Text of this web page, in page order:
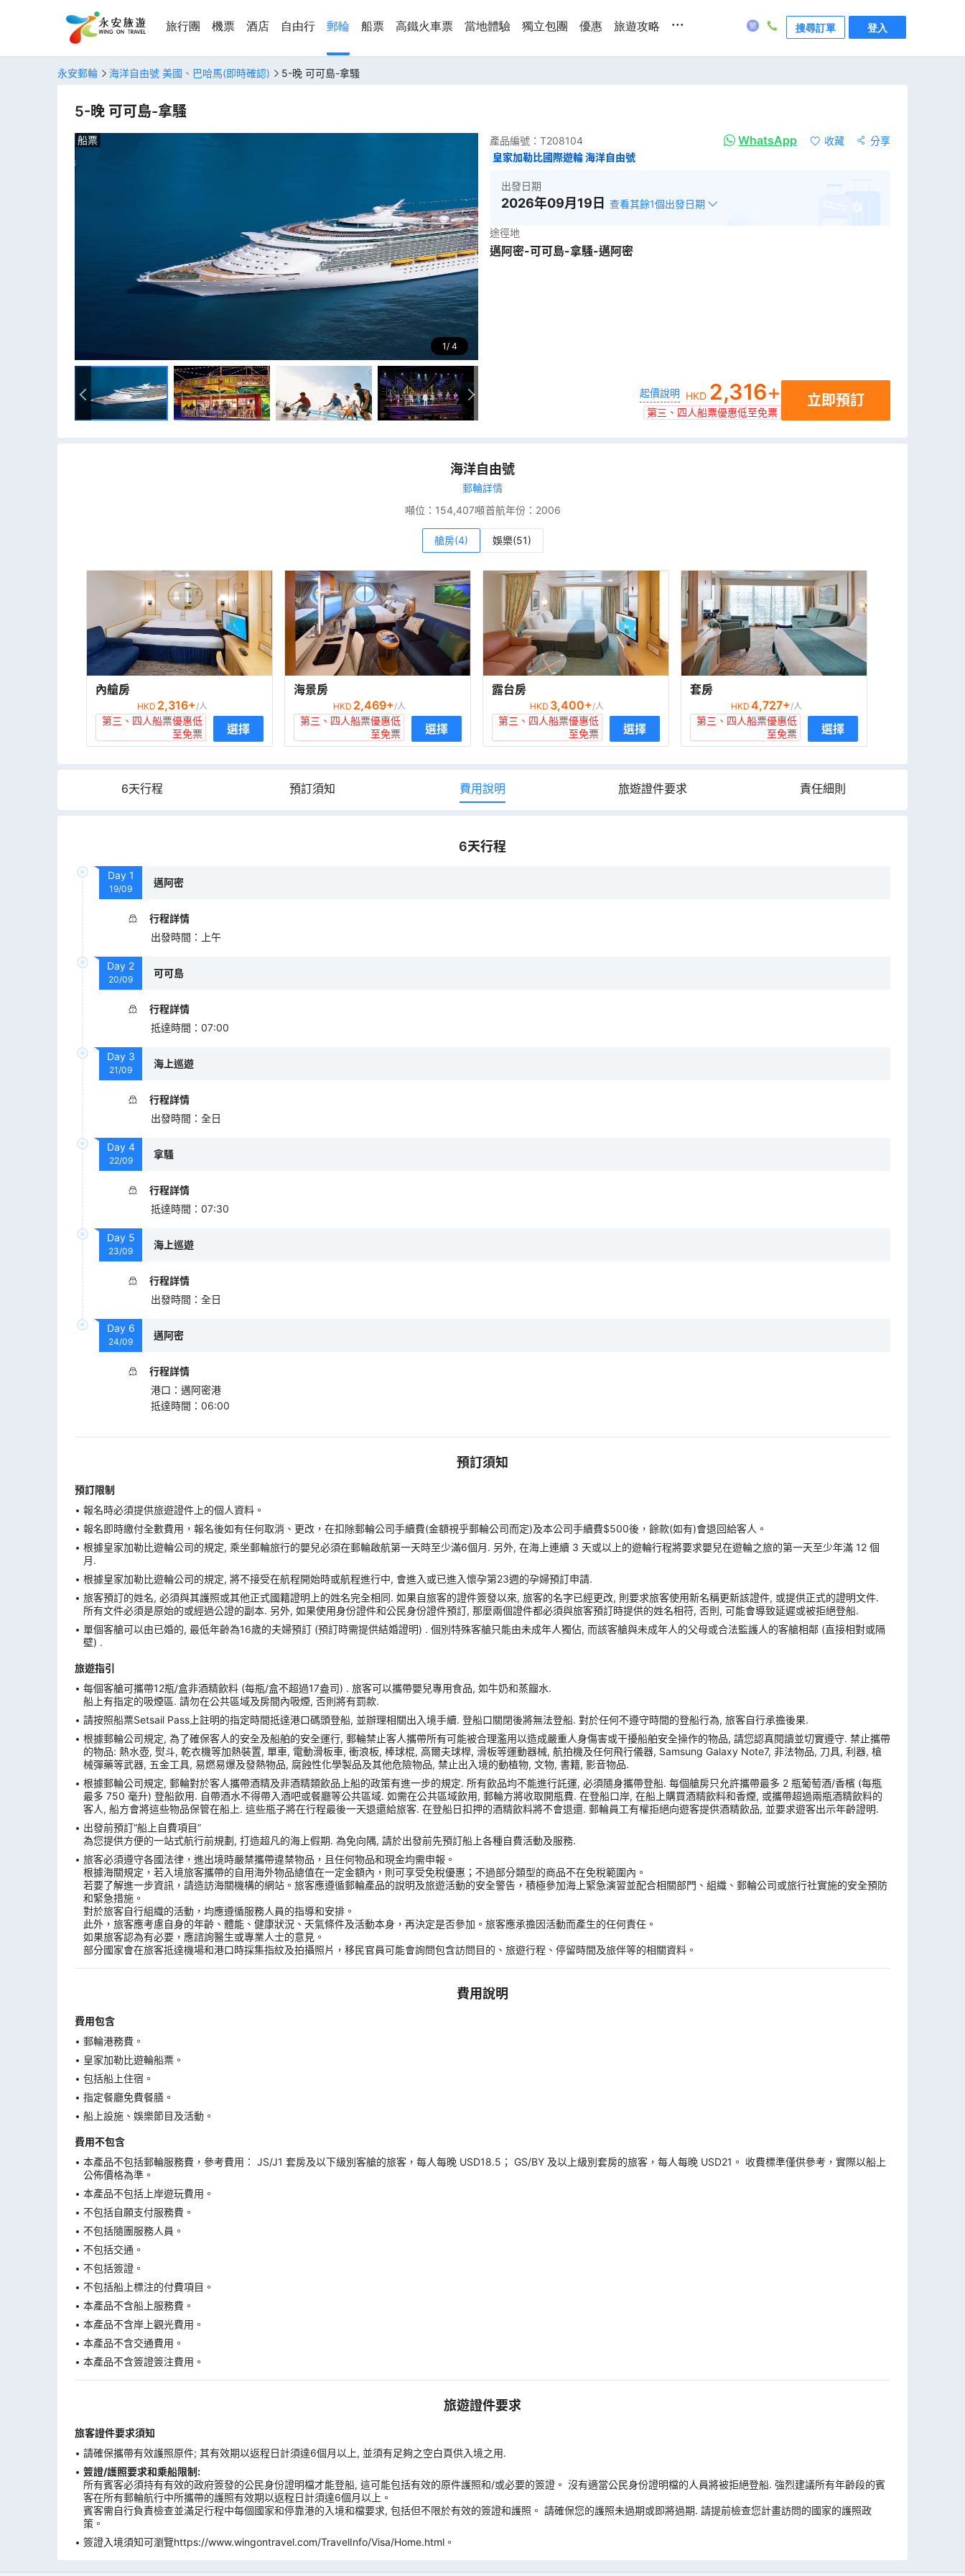
旅行團 機票 酒店 自由行 郵輪 船票 高鐵火車票 當地體驗 獨立包團 優惠 旅遊攻略 ... 搜尋訂單 登入
永安郵輪 海洋自由號 美國、巴哈馬(即時確認) 5-晚 可可島-拿騷
5-晚 可可島-拿騷
1 4
船票 產品編號： T208104 WhatsApp 收藏
分享
皇家加勒比國際遊輪 海洋自由號
出發日期
2026年09月19日 查看其餘1個出發日期
途徑地
邁阿密-可可島-拿騷-邁阿密
起價說明 HKD 2,316+
第三、四人船票優惠低至免票
立即預訂
海洋自由號
郵輪詳情
噸位： 154,407噸首航年份： 2006
艙房(4) 娛樂(51)
內艙房
HKD 2,316+/人
第三、四人船票優惠低
至免票
選擇
海景房
HKD 2,469+/人
第三、四人船票優惠低
至免票
選擇
露台房
HKD 3,400+/人
第三、四人船票優惠低
至免票
選擇
套房
HKD 4,727+/人
第三、四人船票優惠低
至免票
選擇
6天行程 預訂須知 費用說明 旅遊證件要求 責任細則
6天行程
Day 1
19/09
邁阿密
行程詳情
出發時間 ： 上午
Day 2
20/09
可可島
行程詳情
抵達時間 ： 07:00
Day 3
21/09
海上巡遊
行程詳情
出發時間 ： 全日
Day 4
22/09
拿騷
行程詳情
抵達時間 ： 07:30
Day 5
23/09
海上巡遊
行程詳情
出發時間 ： 全日
Day 6
24/09
邁阿密
行程詳情
港口 ： 邁阿密港
抵達時間 ： 06:00
預訂須知
預訂限制
報名時必須提供旅遊證件上的個人資料。
報名即時繳付全數費用，報名後如有任何取消、更改，在扣除郵輪公司手續費(金額視乎郵輪公司而定)及本公司手續費$500後，餘款(如有)會退回給客人。
根據皇家加勒比遊輪公司的規定, 乘坐郵輪旅行的嬰兒必須在郵輪啟航第一天時至少滿6個月. 另外, 在海上連續 3 天或以上的遊輪行程將要求嬰兒在遊輪之旅的第一天至少年滿 12 個
月.
根據皇家加勒比遊輪公司的規定, 將不接受在航程開始時或航程進行中, 會進入或已進入懷孕第23週的孕婦預訂申請.
旅客預訂的姓名, 必須與其護照或其他正式國籍證明上的姓名完全相同. 如果自旅客的證件簽發以來, 旅客的名字已經更改, 則要求旅客使用新名稱更新該證件, 或提供正式的證明文件.
所有文件必須是原始的或經過公證的副本. 另外, 如果使用身份證件和公民身份證件預訂, 那麼兩個證件都必須與旅客預訂時提供的姓名相符, 否則, 可能會導致延遲或被拒絕登船.
單個客艙可以由已婚的, 最低年齡為16歲的夫婦預訂 (預訂時需提供結婚證明) . 個別特殊客艙只能由未成年人獨佔, 而該客艙與未成年人的父母或合法監護人的客艙相鄰 (直接相對或隔
壁) .
旅遊指引
每個客艙可攜帶12瓶/盒非酒精飲料 (每瓶/盒不超過17盎司) . 旅客可以攜帶嬰兒專用食品, 如牛奶和蒸餾水.
船上有指定的吸煙區. 請勿在公共區域及房間內吸煙, 否則將有罰款.
請按照船票Setsail Pass上註明的指定時間抵達港口碼頭登船, 並辦理相關出入境手續. 登船口關閉後將無法登船. 對於任何不遵守時間的登船行為, 旅客自行承擔後果.
根據郵輪公司規定, 為了確保客人的安全及船舶的安全運行, 郵輪禁止客人攜帶所有可能被合理濫用以造成嚴重人身傷害或干擾船舶安全操作的物品, 請您認真閱讀並切實遵守. 禁止攜帶
的物品: 熱水壺, 熨斗, 乾衣機等加熱裝置, 單車, 電動滑板車, 衝浪板, 棒球棍, 高爾夫球桿, 滑板等運動器械, 航拍機及任何飛行儀器, Samsung Galaxy Note7, 非法物品, 刀具, 利器, 槍
械彈藥等武器, 五金工具, 易燃易爆及發熱物品, 腐蝕性化學製品及其他危險物品, 禁止出入境的動植物, 文物, 書籍, 影音物品.
根據郵輪公司規定, 郵輪對於客人攜帶酒精及非酒精類飲品上船的政策有進一步的規定. 所有飲品均不能進行託運, 必須隨身攜帶登船. 每個艙房只允許攜帶最多 2 瓶葡萄酒/香檳 (每瓶
最多 750 毫升) 登船飲用. 自帶酒水不得帶入酒吧或餐廳等公共區域. 如需在公共區域飲用, 郵輪方將收取開瓶費. 在登船口岸, 在船上購買酒精飲料和香煙, 或攜帶超過兩瓶酒精飲料的
客人, 船方會將這些物品保管在船上. 這些瓶子將在行程最後一天退還給旅客. 在登船日扣押的酒精飲料將不會退還. 郵輪員工有權拒絕向遊客提供酒精飲品, 並要求遊客出示年齡證明.
出發前預訂“船上自費項目”
為您提供方便的一站式航行前規劃, 打造超凡的海上假期. 為免向隅, 請於出發前先預訂船上各種自費活動及服務.
旅客必須遵守各國法律，進出境時嚴禁攜帶違禁物品，且任何物品和現金均需申報。
根據海關規定，若入境旅客攜帶的自用海外物品總值在一定金額內，則可享受免稅優惠；不過部分類型的商品不在免稅範圍內。
若要了解進一步資訊，請造訪海關機構的網站。旅客應遵循郵輪產品的說明及旅遊活動的安全警告，積極參加海上緊急演習並配合相關部門、組織、郵輪公司或旅行社實施的安全預防
和緊急措施。
對於旅客自行組織的活動，均應遵循服務人員的指導和安排。
此外，旅客應考慮自身的年齡、體能、健康狀況、天氣條件及活動本身，再決定是否參加。旅客應承擔因活動而產生的任何責任。
如果旅客認為有必要，應諮詢醫生或專業人士的意見。
部分國家會在旅客抵達機場和港口時採集指紋及拍攝照片，移民官員可能會詢問包含訪問目的、旅遊行程、停留時間及旅伴等的相關資料。
費用說明
費用包含
郵輪港務費。
皇家加勒比遊輪船票。
包括船上住宿。
指定餐廳免費餐膳。
船上設施、娛樂節目及活動。
費用不包含
本產品不包括郵輪服務費，參考費用： JS/J1 套房及以下級別客艙的旅客，每人每晚 USD18.5； GS/BY 及以上級別套房的旅客，每人每晚 USD21。 收費標準僅供參考，實際以船上
公佈價格為準。
本產品不包括上岸遊玩費用。
不包括自願支付服務費。
不包括隨團服務人員。
不包括交通。
不包括簽證。
不包括船上標注的付費項目。
本產品不含船上服務費。
本產品不含岸上觀光費用。
本產品不含交通費用。
本產品不含簽證簽注費用。
旅遊證件要求
旅客證件要求須知
請確保攜帶有效護照原件; 其有效期以返程日計須達6個月以上, 並須有足夠之空白頁供入境之用.
簽證/護照要求和乘船限制:
所有賓客必須持有有效的政府簽發的公民身份證明檔才能登船, 這可能包括有效的原件護照和/或必要的簽證。 沒有適當公民身份證明檔的人員將被拒絕登船. 強烈建議所有年齡段的賓
客在所有郵輪航行中所攜帶的護照有效期以返程日計須達6個月以上。
賓客需自行負責檢查並滿足行程中每個國家和停靠港的入境和檔要求, 包括但不限於有效的簽證和護照。 請確保您的護照未過期或即將過期. 請提前檢查您計畫訪問的國家的護照政
策。
簽證入境須知可瀏覽https://www.wingontravel.com/TravelInfo/Visa/Home.html。